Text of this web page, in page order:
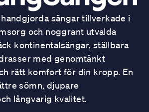
sängar tillverkade i
och noggrant utvalda
kontinentalsängar, ställbara
med genomtänkt
rätt komfort för din kropp. En
sömn, djupare
långvarig kvalitet.